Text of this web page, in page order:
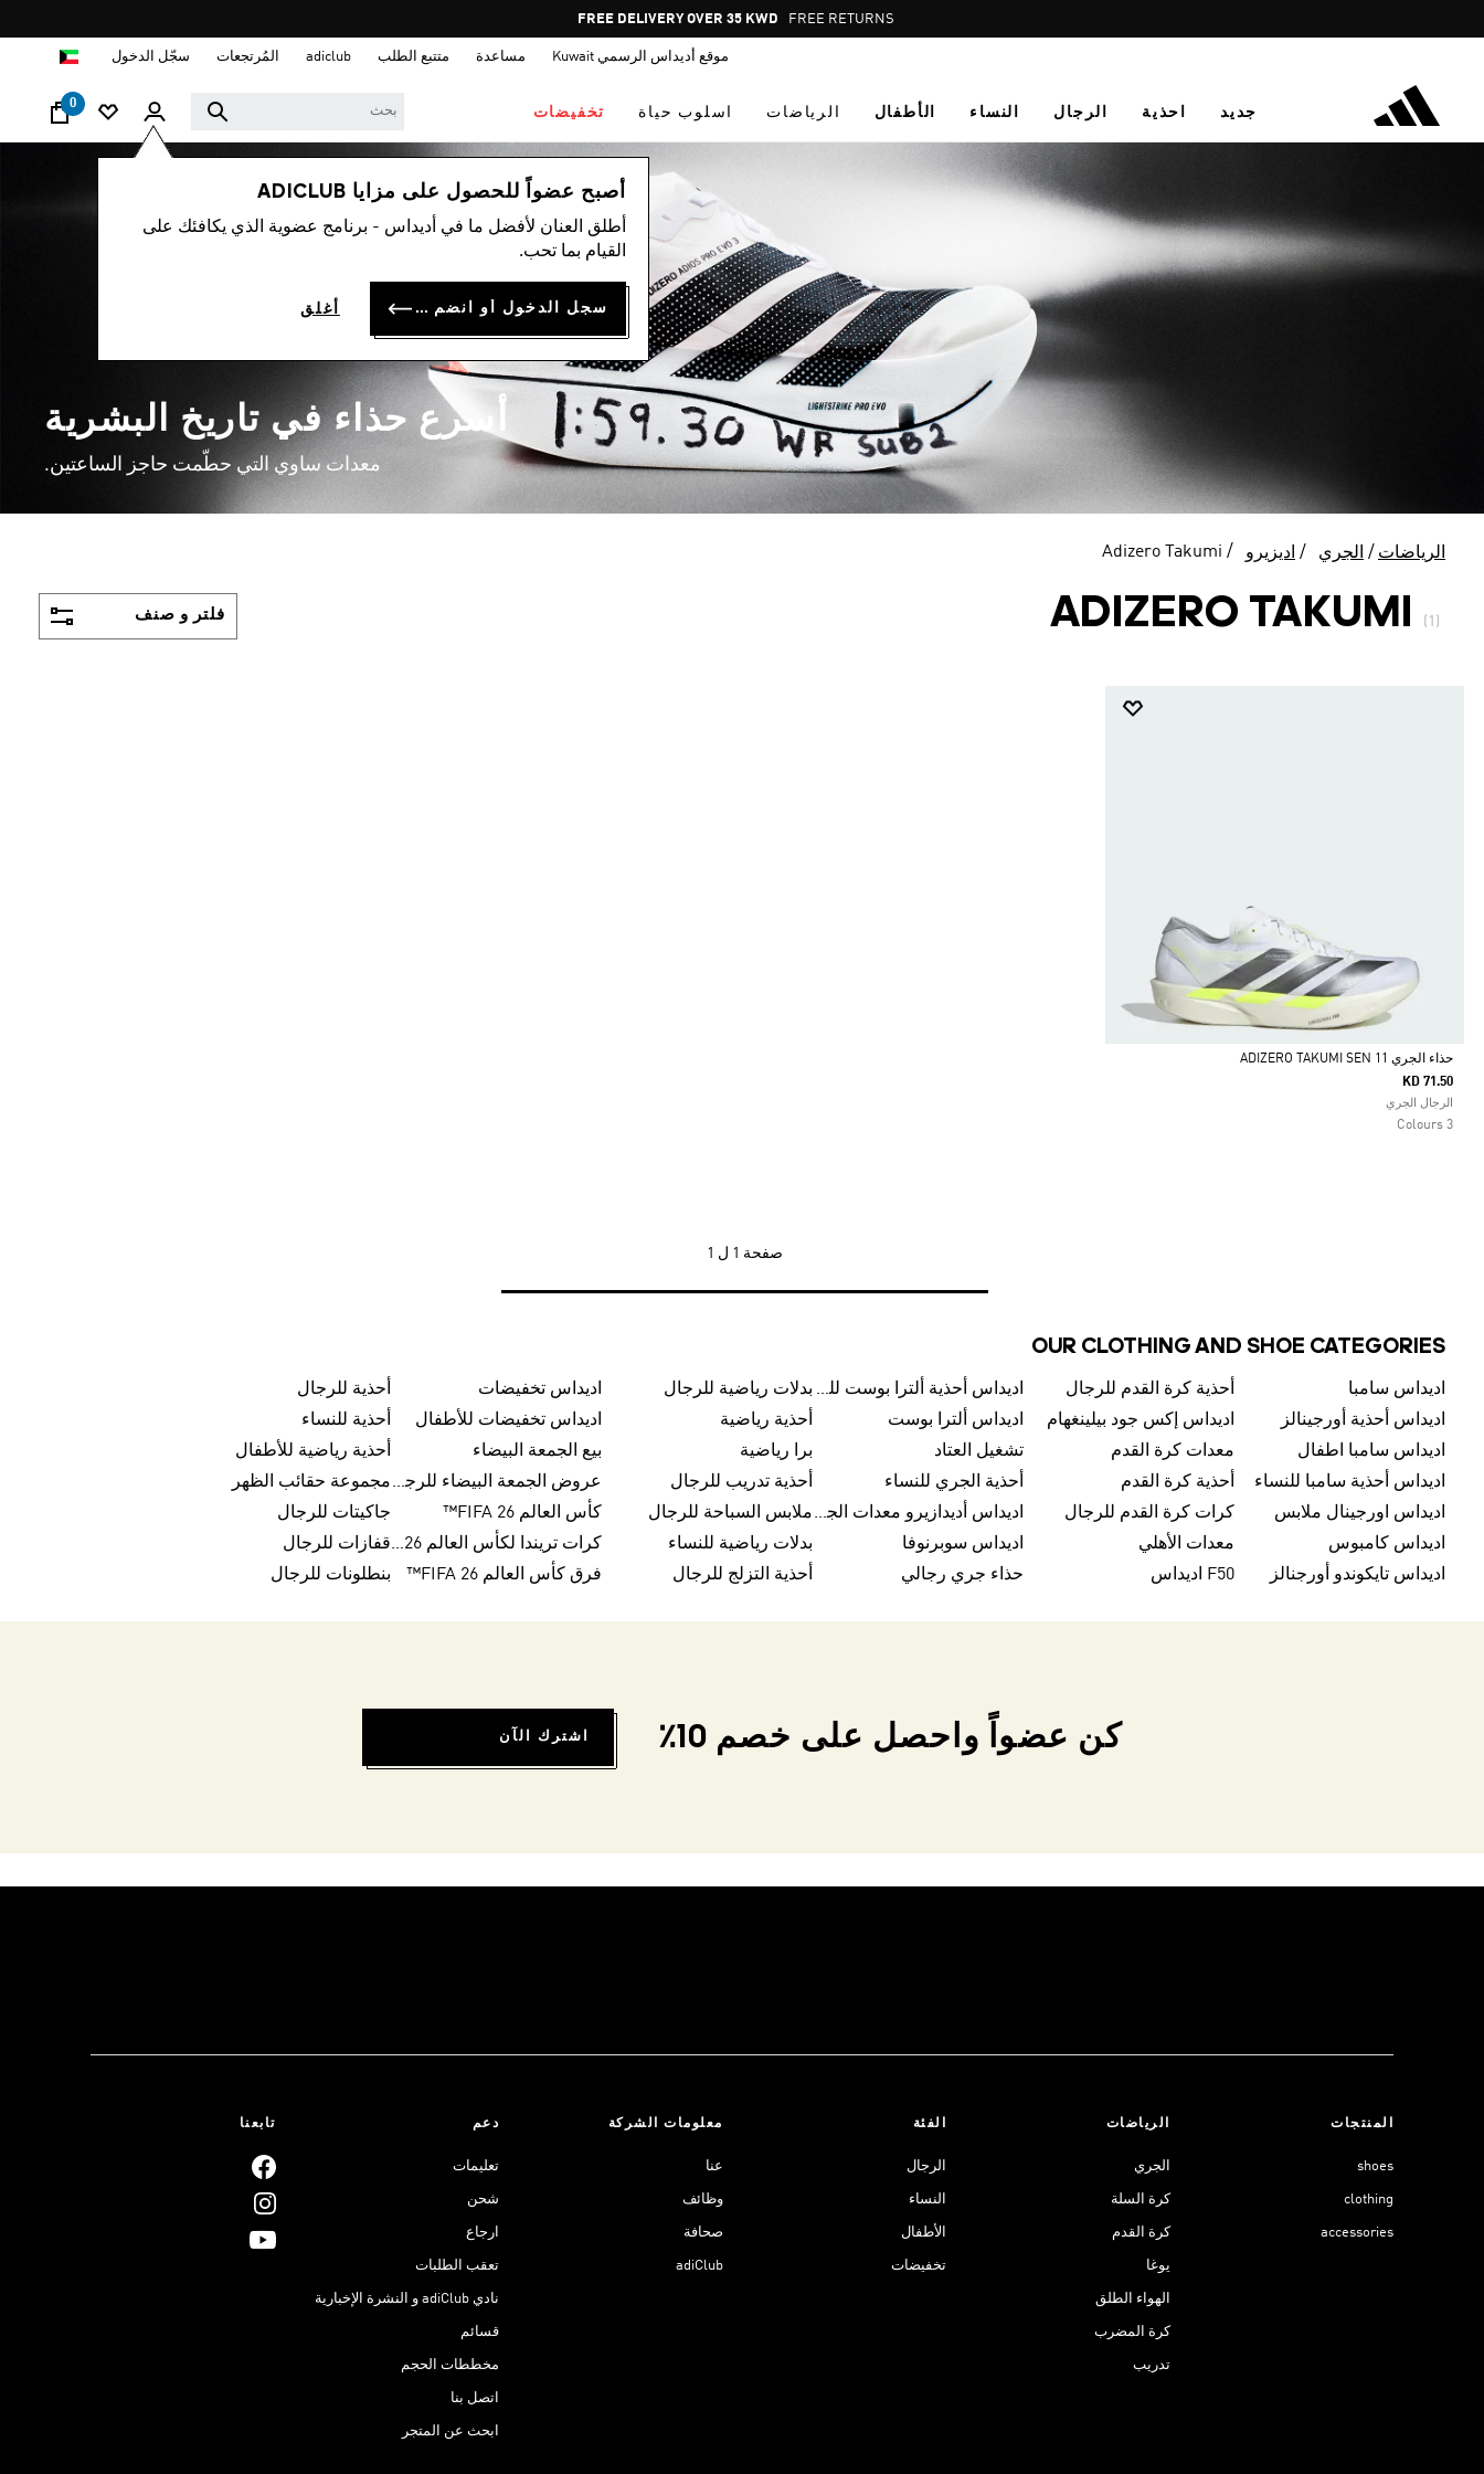
Pause
promotion
FREE DELIVERY OVER 35 KWD FREE RETURNS
موقع أديداس الرسمي Kuwait مساعدة متتبع الطلب adiclub المُرتجعات سجّل الدخول
جديد احذية الرجال النساء الأطفال الرياضات اسلوب حياة تخفيضات
0
أصبح عضواً للحصول على مزايا ADICLUB
أطلق العنان لأفضل ما في أديداس - برنامج عضوية الذي يكافئك على
القيام بما تحب.
سجل الدخول أو انضم الآن أغلق
أسرع حذاء في تاريخ البشرية
معدات ساوي التي حطّمت حاجز الساعتين.
الرياضات الجري اديزيرو Adizero Takumi
ADIZERO TAKUMI (1) فلتر و صنف
Selected
حذاء الجري ADIZERO TAKUMI SEN 11
KD 71.50
الرجال الجري
3 Colours
صفحة 1 ل 1
OUR CLOTHING AND SHOE CATEGORIES
اديداس سامبا أحذية كرة القدم للرجال اديداس أحذية ألترا بوست للرجال بدلات رياضية للرجال اديداس تخفيضات
أحذية للرجال
اديداس أحذية أورجينالز
اديداس إكس جود بيلينغهام اديداس ألترا بوست أحذية رياضية اديداس تخفيضات للأطفال
أحذية للنساء
اديداس سامبا اطفال
معدات كرة القدم تشغيل العتاد برا رياضية بيع الجمعة البيضاء
أحذية رياضية للأطفال
اديداس أحذية سامبا للنساء
أحذية كرة القدم أحذية الجري للنساء أحذية تدريب للرجال عروض الجمعة البيضاء للرجالمجموعة حقائب الظهر
اديداس اورجينال ملابس
كرات كرة القدم للرجال اديداس أديدازيرو معدات الجريملابس السباحة للرجال كأس العالم FIFA 26™
جاكيتات للرجال
اديداس كامبوس
معدات الأهلي اديداس سوبرنوفا بدلات رياضية للنساء كرات تريندا لكأس العالم FIFA 26™قفازات للرجال
اديداس تايكوندو أورجنالز
F50 اديداس حذاء جري رجالي أحذية التزلج للرجال فرق كأس العالم FIFA 26™ بنطلونات للرجال
كن عضواً واحصل على خصم 10٪ اشترك الآن
المنتجات
shoes
clothing
accessories
الرياضات
الجري
كرة السلة
كرة القدم
يوغا
الهواء الطلق
كرة المضرب
تدريب
الفئة
الرجال
النساء
الأطفال
تخفيضات
معلومات الشركة
عنا
وظائف
صحافة
adiClub
دعم
تعليمات
شحن
ارجاع
تعقب الطلبات
نادي adiClub و النشرة الإخبارية
قسائم
مخططات الحجم
اتصل بنا
ابحث عن المتجر
تابعنا